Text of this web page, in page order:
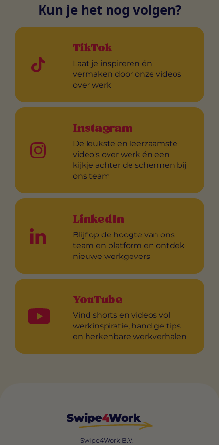
Kun je het nog volgen?
TikTok
Laat je inspireren én
vermaken door onze videos
over werk
Instagram
De leukste en leerzaamste
video's over werk én een
kijkje achter de schermen bij
ons team
LinkedIn
Blijf op de hoogte van ons
team en platform en ontdek
nieuwe werkgevers
YouTube
Vind shorts en videos vol
werkinspiratie, handige tips
en herkenbare werkverhalen
Swipe4Work B.V.